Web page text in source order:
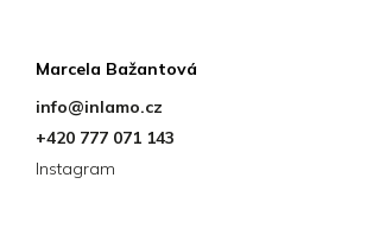
Marcela Bažantová
info@inlamo.cz
+420 777 071 143
Instagram